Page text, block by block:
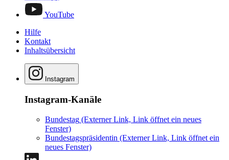
YouTube
Hilfe
Kontakt
Inhaltsübersicht
Instagram
Instagram-Kanäle
Bundestag (Externer Link, Link öffnet ein neues
Fenster)
Bundestagspräsidentin (Externer Link, Link öffnet ein
neues Fenster)